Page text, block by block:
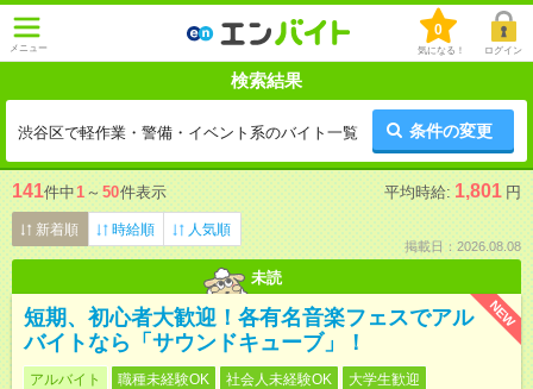
メニュー
0
気になる！ ログイン
検索結果
渋谷区で軽作業・警備・イベント系のバイト一覧 条件の変更
141件中1 ～ 50件表示 平均時給: 1,801 円
新着順 時給順 人気順
掲載日：2026.08.08
未読
NEW
短期、初心者大歓迎！各有名音楽フェスでアル
バイトなら「サウンドキューブ」！
アルバイト 職種未経験OK 社会人未経験OK
大学生歓迎